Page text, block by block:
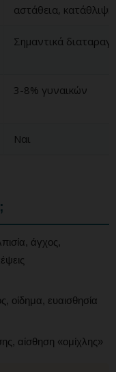
αστάθεια,
Σημαντικά
3-8% γυναικών
Ναι
άγχος,
οίδημα, ευαισθησία
αίσθηση «ομίχλης»